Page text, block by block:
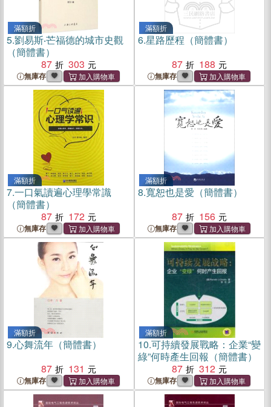
滿額折
5.劉易斯‧芒福德的城市史觀
（簡體書）
87
303
無庫存
滿額折
6.星路歷程（簡體書）
87
188
無庫存
滿額折
7.一口氣讀遍心理學常識
（簡體書）
87
172
無庫存
滿額折
8.寬恕也是愛（簡體書）
87
156
無庫存
滿額折
9.心舞流年（簡體書）
87
131
無庫存
滿額折
10.可持續發展戰略：企業“變
綠”何時產生回報（簡體書）
87
312
無庫存